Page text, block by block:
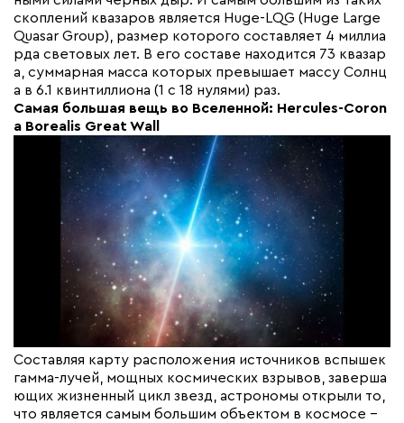
скоплений квазаров является Huge-LQG (Huge Large
Quasar Group), размер которого составляет 4 миллиа
рда световых лет. В его составе находится 73 квазар
а, суммарная масса которых превышает массу Солнц
а в 6.1 квинтиллиона (1 с 18 нулями) раз.
Самая большая вещь во Вселенной: Hercules-Coron
a Borealis Great Wall
Составляя карту расположения источников вспышек
гамма-лучей, мощных космических взрывов, заверша
ющих жизненный цикл звезд, астрономы открыли то,
что является самым большим объектом в космосе –